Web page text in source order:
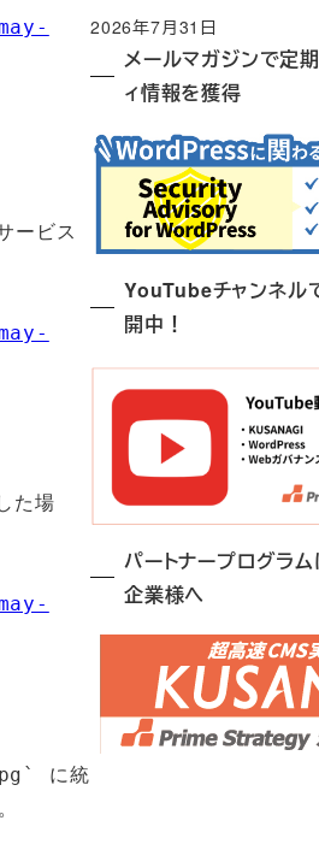
ービス
た場
に統
2026年7月31日
メールマガジンで定
ィ情報を獲得
YouTubeチャンネル
開中！
パートナープログラ
企業様へ